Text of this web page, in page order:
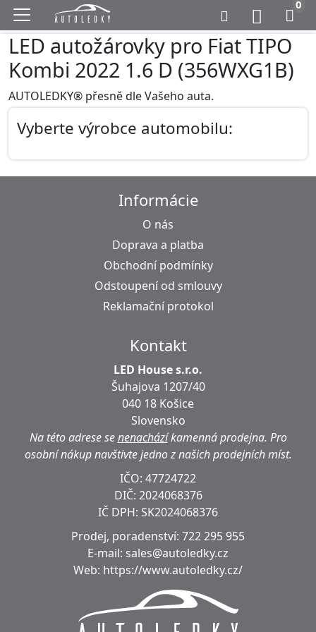
0
LED autožárovky pro Fiat TIPO
Kombi 2022 1.6 D (356WXG1B)
AUTOLEDKY® přesně dle Vašeho auta.
Vyberte výrobce automobilu:
Informácie
O nás
Doprava a platba
Obchodní podmínky
Odstoupení od smlouvy
Reklamační protokol
Kontakt
LED House s.r.o.
Šuhajova 1207/40
040 18 Košice
Slovensko
Na této adrese senenacházíkamenná prodejna. Pro
osobní nákup navštivte jedno z našich prodejních míst.
IČO: 47724722
DIČ: 2024068376
IČ DPH: SK2024068376
Prodej, poradenství: 722 295 955
E-mail: sales@autoledky.cz
Web: https://www.autoledky.cz/